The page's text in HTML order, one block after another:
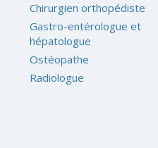
Chirurgien orthopédiste
Gastro-entérologue et
hépatologue
Ostéopathe
Radiologue